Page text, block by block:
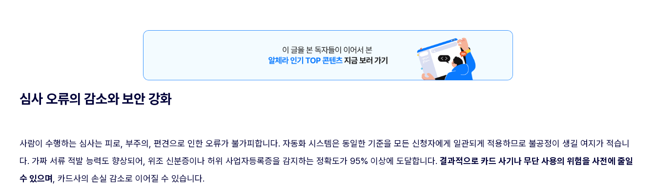
심사 오류의 감소와 보안 강화
사람이 수행하는 심사는 피로, 부주의, 편견으로 인한 오류가 불가피합니다. 자동화 시스템은 동일한 기준을 모든 신청자에게 일관되게 적용하므로 불공정이 생길 여지가 적습니
다. 가짜 서류 적발 능력도 향상되어, 위조 신분증이나 허위 사업자등록증을 감지하는 정확도가 95% 이상에 도달합니다. 결과적으로 카드 사기나 무단 사용의 위험을 사전에 줄일
수 있으며
, 카드사의 손실 감소로 이어질 수 있습니다.